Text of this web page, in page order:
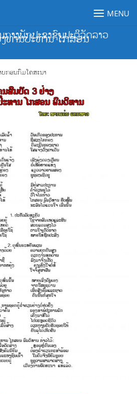
າງພັກປະຊາຊົນປະຕິວັດລາວ
MENU
ທ່ານປະທານ ໄກສອນ
ບກອນກົມໂຄສະນາ